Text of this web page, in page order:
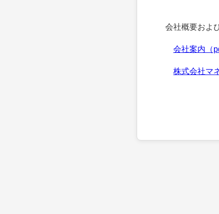
会社概要およ
会社案内（
株式会社マ